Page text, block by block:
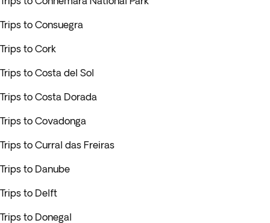
Trips to Consuegra
Trips to Cork
Trips to Costa del Sol
Trips to Costa Dorada
Trips to Covadonga
Trips to Curral das Freiras
Trips to Danube
Trips to Delft
Trips to Donegal